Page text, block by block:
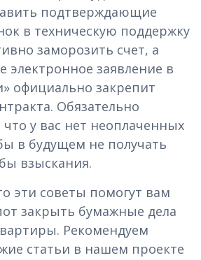
подтверждающие
в техническую поддержку
заморозить счет, а
электронное заявление в
официально закрепит
Обязательно
что у вас нет неоплаченных
в будущем не получать
взыскания.
эти советы помогут вам
закрыть бумажные дела
Рекомендуем
статьи в нашем проекте